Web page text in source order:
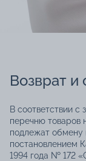
Возврат и
В соответствии с
перечню товаров
подлежат обмену
постановлением
1994 года № 172